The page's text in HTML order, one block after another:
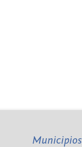
Municipios